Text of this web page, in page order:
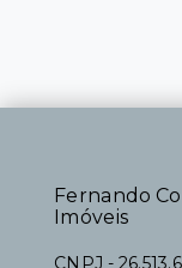
Fernando
Imóveis
CNPJ -